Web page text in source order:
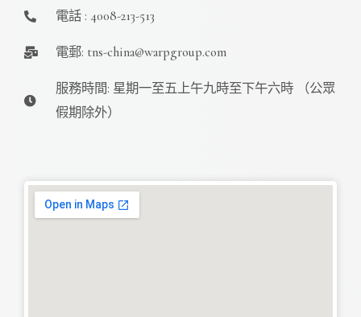
電話 : 4008-213-513
電郵: tns-china@warpgroup.com
服務時間: 星期一至五上午九時至下午六時 （公眾
假期除外）